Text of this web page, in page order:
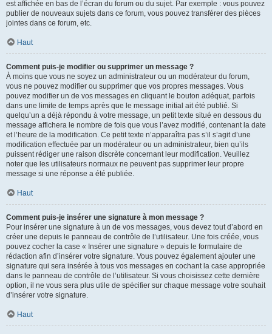
est affichée en bas de l’écran du forum ou du sujet. Par exemple : vous pouvez
publier de nouveaux sujets dans ce forum, vous pouvez transférer des pièces
jointes dans ce forum, etc.
Haut
Comment puis-je modifier ou supprimer un message ?
À moins que vous ne soyez un administrateur ou un modérateur du forum,
vous ne pouvez modifier ou supprimer que vos propres messages. Vous
pouvez modifier un de vos messages en cliquant le bouton adéquat, parfois
dans une limite de temps après que le message initial ait été publié. Si
quelqu’un a déjà répondu à votre message, un petit texte situé en dessous du
message affichera le nombre de fois que vous l’avez modifié, contenant la date
et l’heure de la modification. Ce petit texte n’apparaîtra pas s’il s’agit d’une
modification effectuée par un modérateur ou un administrateur, bien qu’ils
puissent rédiger une raison discrète concernant leur modification. Veuillez
noter que les utilisateurs normaux ne peuvent pas supprimer leur propre
message si une réponse a été publiée.
Haut
Comment puis-je insérer une signature à mon message ?
Pour insérer une signature à un de vos messages, vous devez tout d’abord en
créer une depuis le panneau de contrôle de l’utilisateur. Une fois créée, vous
pouvez cocher la case « Insérer une signature » depuis le formulaire de
rédaction afin d’insérer votre signature. Vous pouvez également ajouter une
signature qui sera insérée à tous vos messages en cochant la case appropriée
dans le panneau de contrôle de l’utilisateur. Si vous choisissez cette dernière
option, il ne vous sera plus utile de spécifier sur chaque message votre souhait
d’insérer votre signature.
Haut